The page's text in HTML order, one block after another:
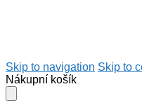
Skip to navigation Skip to
Nákupní košík